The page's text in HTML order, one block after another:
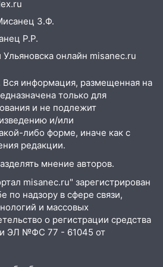
на 6 августа в
рок и силовой
пройдет
в Ульяновске 5
дня: список АЗС
видеосвязи: в
19-летнюю
с судимым
для женщины
девушка без прав
мопеде и попала в
З.Ф.
Р.Р.
онлайн misanec.ru
информация, размещенная на
только для
и не подлежит
и/или
либо форме, иначе как с
редакции.
мнение авторов.
misanec.ru" зарегистрирован
по надзору в сфере связи,
и массовых
о регистрации средства
ЭЛ №ФС 77 - 61045 от